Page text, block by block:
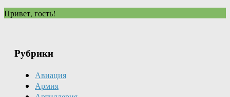
Привет, гость!
Рубрики
Авиация
Армия